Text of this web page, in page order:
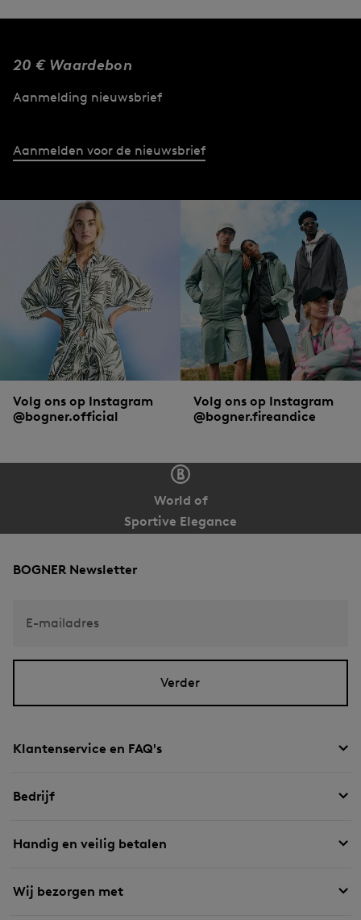
20 € Waardebon
Aanmelding nieuwsbrief
Aanmelden voor de nieuwsbrief
Volg ons op Instagram
@bogner.official
Volg ons op Instagram
@bogner.fireandice
World of
Sportive Elegance
Klantenservice en FAQ's
Bedrijf
Handig en veilig betalen
Wij bezorgen met
BOGNER Newsletter
E-mailadres
Verder